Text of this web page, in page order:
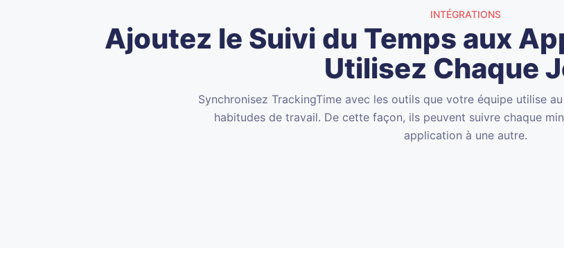
INTÉGRATIONS
Ajoutez le Suivi du Temps aux
Utilisez Chaque
Synchronisez TrackingTime avec les outils que votre équipe utilise
habitudes de travail. De cette façon, ils peuvent suivre chaque
application à une autre.